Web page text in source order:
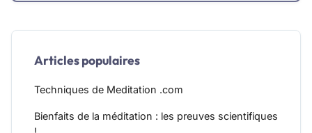
Articles populaires
Techniques de Meditation .com
Bienfaits de la méditation : les preuves scientifiques